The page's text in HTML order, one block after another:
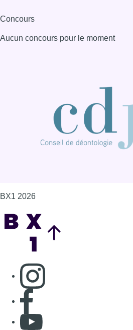
Concours
Aucun concours pour le moment
BX1 2026
Consulter page Instagram
Consulter page Facebook
Consulter Youtube